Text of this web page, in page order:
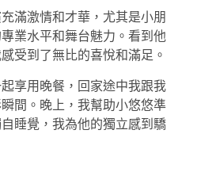
滿激情和才華，尤其是小朋
業水平和舞台魅力。看到他
受到了無比的喜悅和滿足。
享用晚餐，回家途中我跟我
間。晚上，我幫助小悠悠準
睡覺，我為他的獨立感到驕